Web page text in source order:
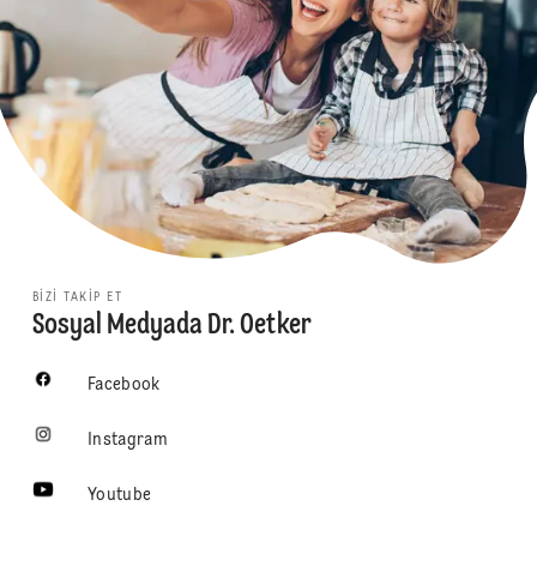
BIZI TAKIP ET
Sosyal Medyada Dr. Oetker
Facebook
Instagram
Youtube